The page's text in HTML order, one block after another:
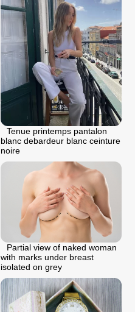
Tenue printemps pantalon
blanc debardeur blanc ceinture
noire
Partial view of naked woman
with marks under breast
isolated on grey